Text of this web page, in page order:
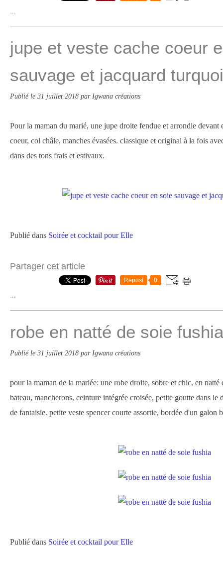
jupe et veste cache coeur
sauvage et jacquard
Publié le 31 juillet 2018 par Igwana créations
Pour la maman du marié, une jupe droite fendue et arrondie devant
coeur, col châle, manches évasées. classique et original à la fois
dans des tons frais et estivaux.
Publié dans Soirée et cocktail pour Elle
Partager cet article
Repost 0
robe en natté de soie fushia
Publié le 31 juillet 2018 par Igwana créations
pour la maman de la mariée: une robe droite, sobre et chic, en natté
bateau, mancherons, ceinture intégrée croisée, petite goutte dans le
de fantaisie. petite veste spencer courte assortie, bordée d'un galon
Publié dans Soirée et cocktail pour Elle